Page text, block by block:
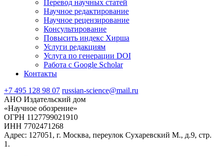
Перевод научных статей
Научное редактирование
Научное рецензирование
Консультирование
Повысить индекс Хирша
Услуги редакциям
Услуга по генерации DOI
Работа с Google Scholar
Контакты
+7 495 128 98 07 russian-science@mail.ru
АНО Издательский дом
«Научное обозрение»
ОГРН 1127799021910
ИНН 7702471268
Адрес: 127051, г. Москва, переулок Сухаревский М., д.9, стр.
1.